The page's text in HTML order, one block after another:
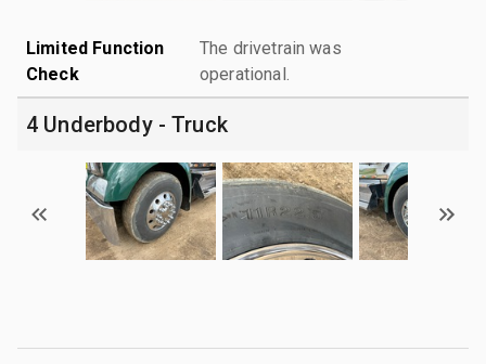
Limited Function
Check
The drivetrain was
operational.
4 Underbody - Truck